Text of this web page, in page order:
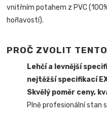
vnitřním potahem z PVC
hořlavostí).
PROČ ZVOLIT
Lehčí a levnější
nejtěžší specifikací
Skvělý poměr ceny,
Plně profesionální stan